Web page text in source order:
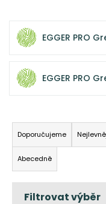
EGGER PRO
EGGER PRO
Ř
a
z
e
n
Doporučujeme
Abecedně
e
n
a
?